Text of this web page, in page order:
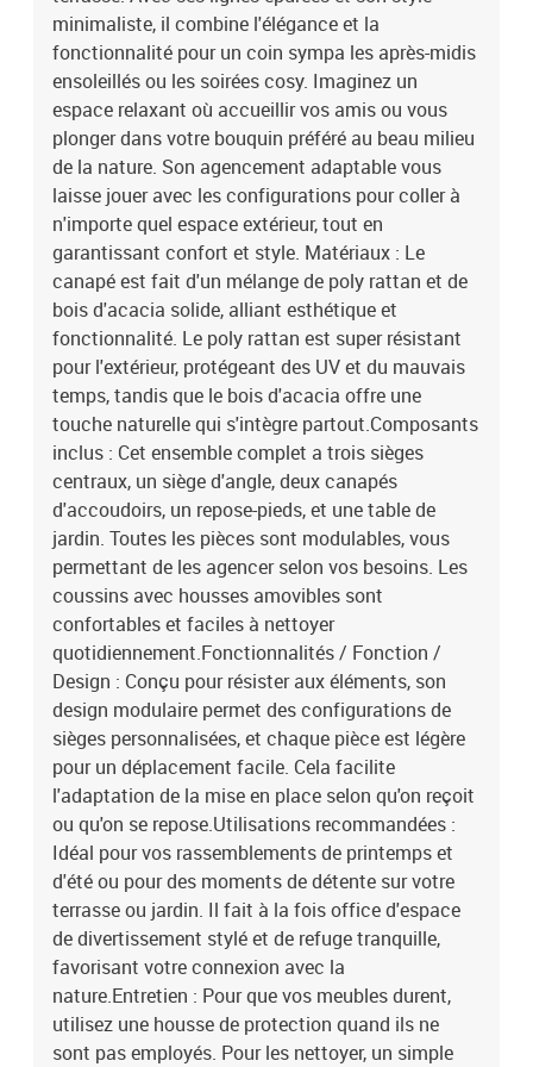
cmCapacité: 7ModulairePieds réglablesIdéal pour se détendre
dehorsCoussin d'extérieurFermeture éclairAssemblage requis:
OuiContenant de la livraison:3 x Siège central avec fonction de
rangement et un sac résistant à l'eau1 x Siège d'angle avec
fonction de rangement et un sac résistant à l'eau2 x Canapés avec
fonction de rangement et un sac résistant à l'eau1 x Repose-pieds
avec fonction de rangement1 x Table de jardinEAN:
8721288409393SKU: 3360820Brand: vidaXL
minimaliste, il combine l'élégance et la
fonctionnalité pour un coin sympa les après-midis
ensoleillés ou les soirées cosy. Imaginez un
espace relaxant où accueillir vos amis ou vous
plonger dans votre bouquin préféré au beau milieu
de la nature. Son agencement adaptable vous
laisse jouer avec les configurations pour coller à
n'importe quel espace extérieur, tout en
garantissant confort et style. Matériaux : Le
canapé est fait d'un mélange de poly rattan et de
bois d'acacia solide, alliant esthétique et
fonctionnalité. Le poly rattan est super résistant
pour l'extérieur, protégeant des UV et du mauvais
temps, tandis que le bois d'acacia offre une
touche naturelle qui s'intègre partout.Composants
inclus : Cet ensemble complet a trois sièges
centraux, un siège d'angle, deux canapés
d'accoudoirs, un repose-pieds, et une table de
jardin. Toutes les pièces sont modulables, vous
permettant de les agencer selon vos besoins. Les
coussins avec housses amovibles sont
confortables et faciles à nettoyer
quotidiennement.Fonctionnalités / Fonction /
Design : Conçu pour résister aux éléments, son
design modulaire permet des configurations de
sièges personnalisées, et chaque pièce est légère
pour un déplacement facile. Cela facilite
l'adaptation de la mise en place selon qu'on reçoit
ou qu'on se repose.Utilisations recommandées :
Idéal pour vos rassemblements de printemps et
d'été ou pour des moments de détente sur votre
terrasse ou jardin. Il fait à la fois office d'espace
de divertissement stylé et de refuge tranquille,
favorisant votre connexion avec la
nature.Entretien : Pour que vos meubles durent,
utilisez une housse de protection quand ils ne
sont pas employés. Pour les nettoyer, un simple